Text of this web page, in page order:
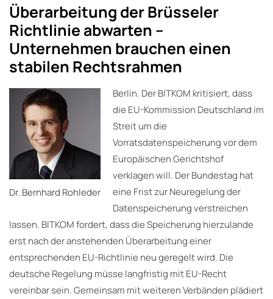
Überarbeitung der Brüsseler
Richtlinie abwarten –
Unternehmen brauchen einen
stabilen Rechtsrahmen
Dr. Bernhard Rohleder
Berlin. Der BITKOM kritisiert, dass
die EU-Kommission Deutschland im
Streit um die
Vorratsdatenspeicherung vor dem
Europäischen Gerichtshof
verklagen will. Der Bundestag hat
eine Frist zur Neuregelung der
Datenspeicherung verstreichen
lassen. BITKOM fordert, dass die Speicherung hierzulande
erst nach der anstehenden Überarbeitung einer
entsprechenden EU-Richtlinie neu geregelt wird. Die
deutsche Regelung müsse langfristig mit EU-Recht
vereinbar sein. Gemeinsam mit weiteren Verbänden plädiert